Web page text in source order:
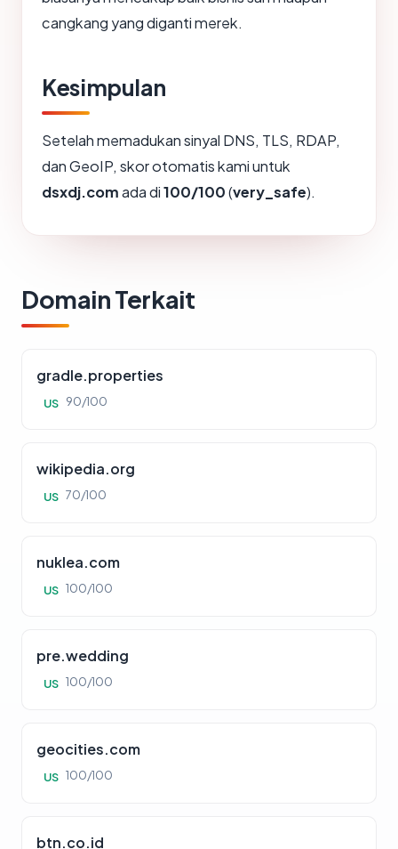
cangkang yang diganti merek.
Kesimpulan
Setelah memadukan sinyal DNS, TLS, RDAP,
dan GeoIP, skor otomatis kami untuk
dsxdj.comada di100/100(very_safe).
Domain Terkait
gradle.properties
US 90/100
wikipedia.org
US 70/100
nuklea.com
US 100/100
pre.wedding
US 100/100
geocities.com
US 100/100
btn.co.id